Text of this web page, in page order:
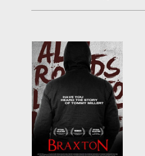
В национальном парке Бромо-
Тенггер-Семеру на
индонезийском острове Ява
удалось потушить крупный
лесной пожар, который
уничтожил около 550 гектаров
территории.
10 августа 2026г.
06:00:12